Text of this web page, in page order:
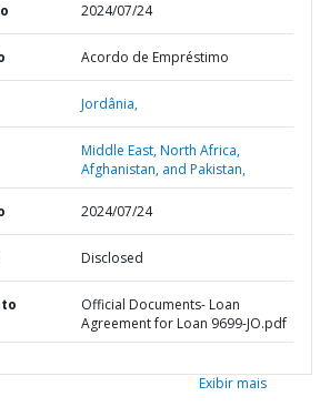
2024/07/24
Acordo de Empréstimo
Jordânia,
Middle East, North Africa,
Afghanistan, and Pakistan,
2024/07/24
Disclosed
Official Documents- Loan
Agreement for Loan 9699-JO.pdf
Exibir mais